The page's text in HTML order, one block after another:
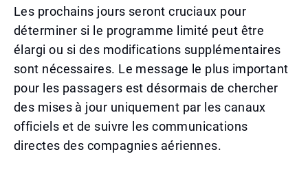
Les prochains jours seront cruciaux pour
déterminer si le programme limité peut être
élargi ou si des modifications supplémentaires
sont nécessaires. Le message le plus important
pour les passagers est désormais de chercher
des mises à jour uniquement par les canaux
officiels et de suivre les communications
directes des compagnies aériennes.